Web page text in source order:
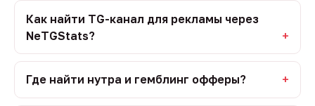
Как найти TG-канал для рекламы через
NeTGStats?
Где найти нутра и гемблинг офферы?